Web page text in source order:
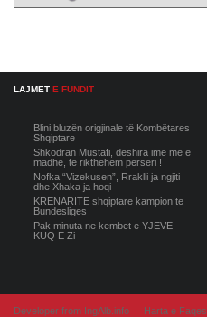
LAJMET E FUNDIT
Blini bluzën origjinale të Kombëtares
Shqiptare
Shkodran Mustafi, deshira ime me e
madhe, te rikthehem perseri !
Nofka “Vizekusen”, Rraklli ja ngjiti
dhe Xhaka ja hoqi
KRENARITE shqiptare kampion te
Bundesliges
Pak minuta ne kembet e YJEVE
KUQ E Zi
Developer from IngAlb.info Harta e Faqes